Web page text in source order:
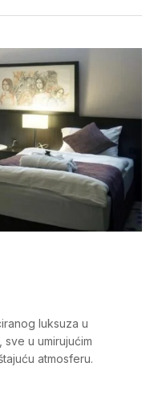
luksuza u
u umirujućim
atmosferu.